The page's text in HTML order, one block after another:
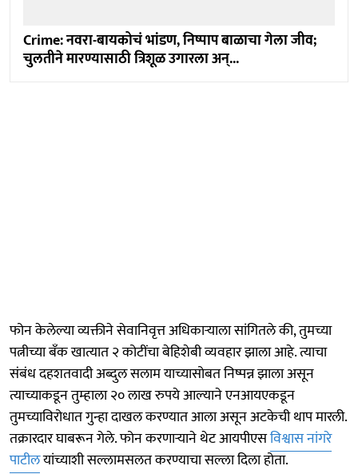
Crime: नवरा-बायकोचं भांडण, निष्पाप बाळाचा गेला जीव;
चुलतीने मारण्यासाठी त्रिशूळ उगारला अन्...
फोन केलेल्या व्यक्तीने सेवानिवृत्त अधिकाऱ्याला सांगितले की, तुमच्या
पत्नीच्या बँक खात्यात २ कोटींचा बेहिशेबी व्यवहार झाला आहे. त्याचा
संबंध दहशतवादी अब्दुल सलाम याच्यासोबत निष्पन्न झाला असून
त्याच्याकडून तुम्हाला २० लाख रुपये आल्याने एनआयएकडून
तुमच्याविरोधात गुन्हा दाखल करण्यात आला असून अटकेची थाप मारली.
तक्रारदार घाबरून गेले. फोन करणाऱ्याने थेट आयपीएसविश्वास नांगरे
पाटीलयांच्याशी सल्लामसलत करण्याचा सल्ला दिला होता.